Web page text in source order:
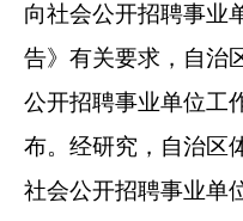
向社会公开招聘事业
告》有关要求，自治
公开招聘事业单位工
布。经研究，自治区
社会公开招聘事业单